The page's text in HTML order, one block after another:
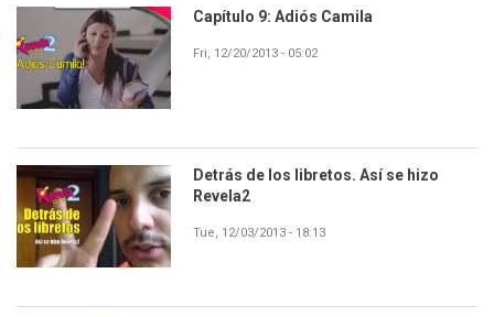
Capítulo 9: Adiós Camila
Fri, 12/20/2013 - 05:02
Detrás de los libretos. Así se hizo
Revela2
Tue, 12/03/2013 - 18:13